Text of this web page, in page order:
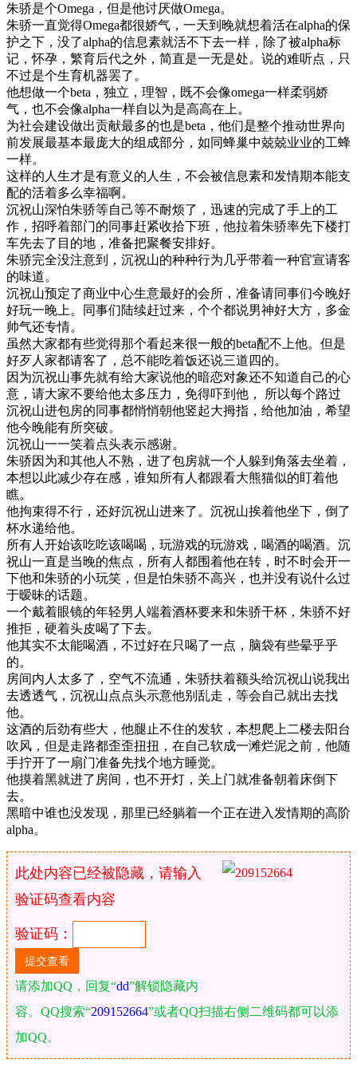
朱骄是个Omega，但是他讨厌做Omega。
朱骄一直觉得Omega都很娇气，一天到晚就想着活在alpha的保
护之下，没了alpha的信息素就活不下去一样，除了被alpha标
记，怀孕，繁育后代之外，简直是一无是处。说的难听点，只
不过是个生育机器罢了。
他想做一个beta，独立，理智，既不会像omega一样柔弱娇
气，也不会像alpha一样自以为是高高在上。
为社会建设做出贡献最多的也是beta，他们是整个推动世界向
前发展最基本最庞大的组成部分，如同蜂巢中兢兢业业的工蜂
一样。
这样的人生才是有意义的人生，不会被信息素和发情期本能支
配的活着多么幸福啊。
沉祝山深怕朱骄等自己等不耐烦了，迅速的完成了手上的工
作，招呼着部门的同事赶紧收拾下班，他拉着朱骄率先下楼打
车先去了目的地，准备把聚餐安排好。
朱骄完全没注意到，沉祝山的种种行为几乎带着一种官宣请客
的味道。
沉祝山预定了商业中心生意最好的会所，准备请同事们今晚好
好玩一晚上。同事们陆续赶过来，个个都说男神好大方，多金
帅气还专情。
虽然大家都有些觉得那个看起来很一般的beta配不上他。但是
好歹人家都请客了，总不能吃着饭还说三道四的。
因为沉祝山事先就有给大家说他的暗恋对象还不知道自己的心
意，请大家不要给他太多压力，免得吓到他， 所以每个路过
沉祝山进包房的同事都悄悄朝他竖起大拇指，给他加油，希望
他今晚能有所突破。
沉祝山一一笑着点头表示感谢。
朱骄因为和其他人不熟，进了包房就一个人躲到角落去坐着，
本想以此减少存在感，谁知所有人都跟看大熊猫似的盯着他
瞧。
他拘束得不行，还好沉祝山进来了。沉祝山挨着他坐下，倒了
杯水递给他。
所有人开始该吃吃该喝喝，玩游戏的玩游戏，喝酒的喝酒。沉
祝山一直是当晚的焦点，所有人都围着他在转，时不时会开一
下他和朱骄的小玩笑，但是怕朱骄不高兴，也并没有说什么过
于暧昧的话题。
一个戴着眼镜的年轻男人端着酒杯要来和朱骄干杯，朱骄不好
推拒，硬着头皮喝了下去。
他其实不太能喝酒，不过好在只喝了一点，脑袋有些晕乎乎
的。
房间内人太多了，空气不流通，朱骄扶着额头给沉祝山说我出
去透透气，沉祝山点点头示意他别乱走，等会自己就出去找
他。
这酒的后劲有些大，他腿止不住的发软，本想爬上二楼去阳台
吹风，但是走路都歪歪扭扭，在自己软成一滩烂泥之前，他随
手拧开了一扇门准备先找个地方睡觉。
他摸着黑就进了房间，也不开灯，关上门就准备朝着床倒下
去。
黑暗中谁也没发现，那里已经躺着一个正在进入发情期的高阶
alpha。
此处内容已经被隐藏，请输入
验证码查看内容
验证码：
请添加QQ，回复“dd”解锁隐藏内
容。QQ搜索“209152664”或者QQ扫描右侧二维码都可以添
加QQ。